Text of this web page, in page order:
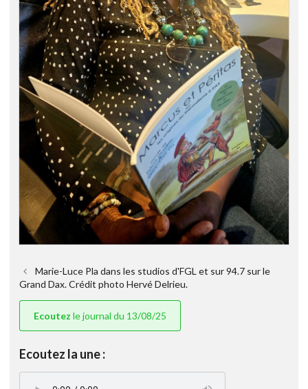
Marie-Luce Pla dans les studios d'FGL et sur 94.7 sur le
Grand Dax. Crédit photo Hervé Delrieu.
Ecoutez le journal du 13/08/25
Ecoutez la une :